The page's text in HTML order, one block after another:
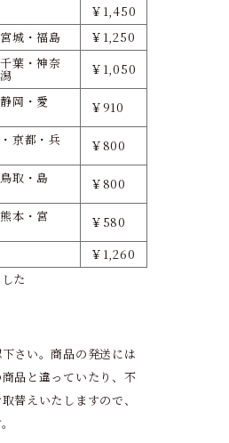
￥1,450
城・福島
￥1,250
葉・神奈
￥1,050
岡・愛 ￥910
京都・兵
￥800
取・島 ￥800
本・宮
￥580
￥1,260
た
さい。商品の発送には
品と違っていたり、不
替えいたしますので、